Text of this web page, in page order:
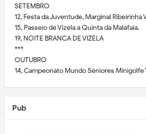
SETEMBRO
12, Festa da Juventude, Marginal Ribeirinha
15, Passeio de Vizela à Quinta da Malafaia.
19, NOITE BRANCA DE VIZELA
***
OUTUBRO
14, Campeonato Mundo Séniores Minigolfe
Pub